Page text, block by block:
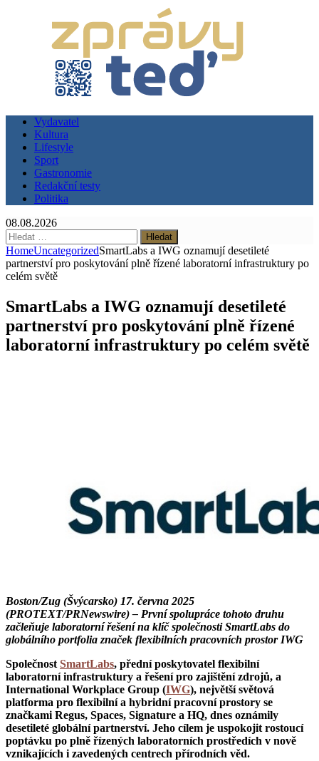
Vydavatel
Kultura
Lifestyle
Sport
Gastronomie
Redakční testy
Politika
08.08.2026
Vyhledávání
HomeUncategorizedSmartLabs a IWG oznamují desetileté
partnerství pro poskytování plně řízené laboratorní infrastruktury po
celém světě
SmartLabs a IWG oznamují desetileté
partnerství pro poskytování plně řízené
laboratorní infrastruktury po celém světě
Boston/Zug (Švýcarsko) 17. června 2025
(PROTEXT/PRNewswire) – První spolupráce tohoto druhu
začleňuje laboratorní řešení na klíč společnosti SmartLabs do
globálního portfolia značek flexibilních pracovních prostor IWG
SpolečnostSmartLabs, přední poskytovatel flexibilní
laboratorní infrastruktury a řešení pro zajištění zdrojů, a
International Workplace Group (IWG), největší světová
platforma pro flexibilní a hybridní pracovní prostory se
značkami Regus, Spaces, Signature a HQ, dnes oznámily
desetileté globální partnerství. Jeho cílem je uspokojit rostoucí
poptávku po plně řízených laboratorních prostředích v nově
vznikajících i zavedených centrech přírodních věd.